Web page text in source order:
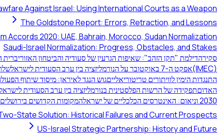
Against Israel: Using International Courts as a Weapon
The Goldstone Report: Errors, Retraction, and Lessons
Accords 2020: UAE, Bahrain, Morocco, Sudan Normalization
Saudi-Israel Normalization: Progress, Obstacles, and Stakes
סקירהדילמת "תקן הזהב": שאיפות הגרעין של סעודיה והביטחון האזוריברית
(IMEC)
אפקט ה-7 באוקטובר על הנורמליזציה בין ערב הסעודית לישראל
התנגדות הימין לוויתורים טריטוריאלייםגוש הנגד לאיראן: מיסוד שיתוף
האדוםתפקידה של הרשות הפלסטינית בנורמליזציה בין ערב הסעודית
2030 וניאום: האינטרסים הכלכליים של ישראל
המקומות הקדושים
State Solution: Historical Failures and Current Prospects
US-Israel Strategic Partnership: History and Future